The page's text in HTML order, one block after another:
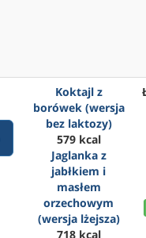
Koktajl z
borówek (wersja
bez laktozy)
579 kcal
Jaglanka z
jabłkiem i
masłem
orzechowym
(wersja lżejsza)
718 kcal